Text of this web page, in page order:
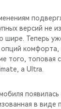
версий не
шире. Теперь
того, топовая
а Ultra.
в виде